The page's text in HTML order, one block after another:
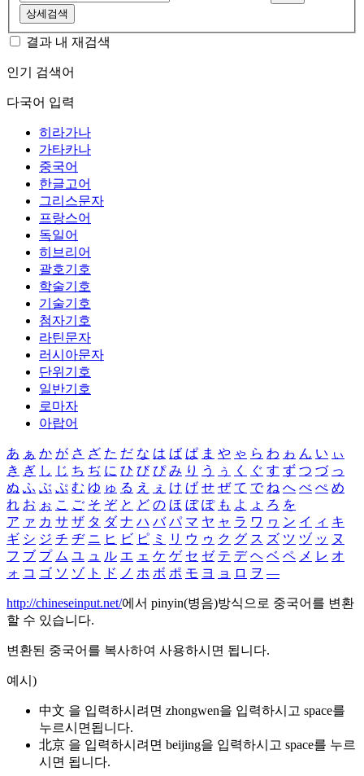
상세검색
결과 내 재검색
인기 검색어
다국어 입력
히라가나
가타카나
중국어
한글고어
그리스문자
프랑스어
독일어
히브리어
괄호기호
학술기호
기술기호
첨자기호
라틴문자
러시아문자
단위기호
일반기호
로마자
아랍어
あ ぁ か が さ ざ た だ な は ば ぱ ま や ゃ ら わ ゎ ん い ぃ
き ぎ し じ ち ぢ に ひ び ぴ み り う ぅ く ぐ す ず つ づ っ
ぬ ふ ぶ ぷ む ゆ ゅ る え ぇ け げ せ ぜ て で ね へ べ ぺ め
れ お ぉ こ ご そ ぞ と ど の ほ ぼ ぽ も よ ょ ろ を
ア ァ カ サ ザ タ ダ ナ ハ バ パ マ ヤ ャ ラ ワ ヮ ン イ ィ キ
ギ シ ジ チ ヂ ニ ヒ ビ ピ ミ リ ウ ゥ ク グ ス ズ ツ ヅ ッ ヌ
フ ブ プ ム ユ ュ ル エ ェ ケ ゲ セ ゼ テ デ ヘ ベ ペ メ レ オ
ォ コ ゴ ソ ゾ ト ド ノ ホ ボ ポ モ ヨ ョ ロ ヲ ―
http://chineseinput.net/에서 pinyin(병음)방식으로 중국어를 변환
할 수 있습니다.
변환된 중국어를 복사하여 사용하시면 됩니다.
예시)
中文 을 입력하시려면 zhongwen을 입력하시고 space를
누르시면됩니다.
北京 을 입력하시려면 beijing을 입력하시고 space를 누르
시면 됩니다.